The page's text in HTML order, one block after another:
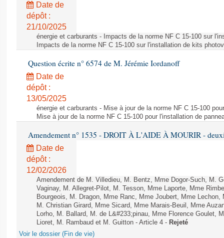
Date de
dépôt :
21/10/2025
énergie et carburants - Impacts de la norme NF C 15-100 sur
Impacts de la norme NF C 15-100 sur l'installation de kits
Question écrite n° 6574 de M. Jérémie Iordanoff
Date de
dépôt :
13/05/2025
énergie et carburants - Mise à jour de la norme NF C 15-100
Mise à jour de la norme NF C 15-100 pour l'installation de
Amendement n° 1535 - DROIT À L'AIDE À MOURIR -
Date de
dépôt :
12/02/2026
Amendement de M. Villedieu, M. Bentz, Mme Dogor-Such, M.
Vaginay, M. Allegret-Pilot, M. Tesson, Mme Laporte, Mme
Bourgeois, M. Dragon, Mme Ranc, Mme Joubert, Mme
M. Christian Girard, Mme Sicard, Mme Marais-Beuil, Mme
Lorho, M. Ballard, M. de L&#233;pinau, Mme Florence Goulet,
Lioret, M. Rambaud et M. Guitton - Article 4 - Rejeté
Voir le dossier (Fin de vie)